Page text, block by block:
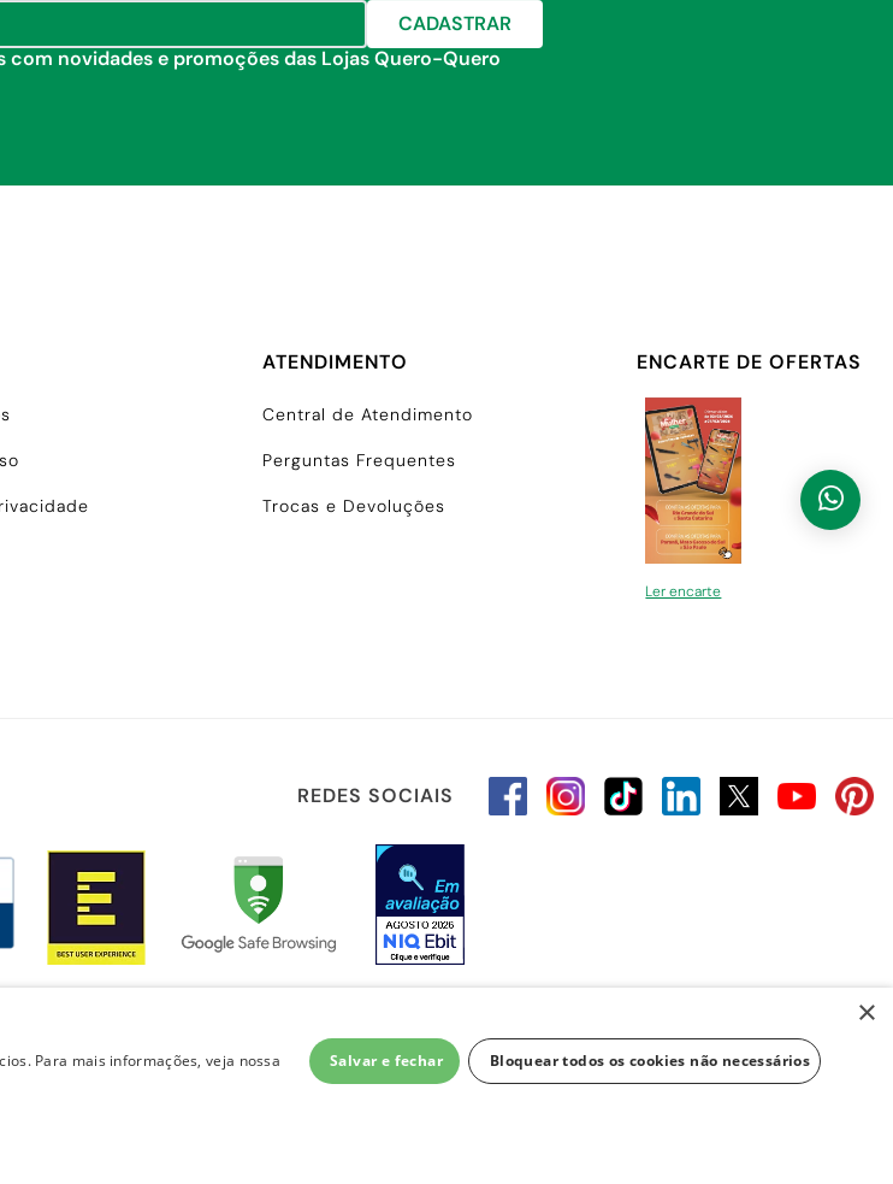
CADASTRAR
novidades e promoções das Lojas Quero-Quero
ATENDIMENTO
Central de Atendimento
Perguntas Frequentes
Trocas e Devoluções
ENCARTE DE OFERTAS
Ler encarte
REDES SOCIAIS
×
Para mais informações, veja nossa
Salvar e fechar Bloquear todos os cookies não necessários